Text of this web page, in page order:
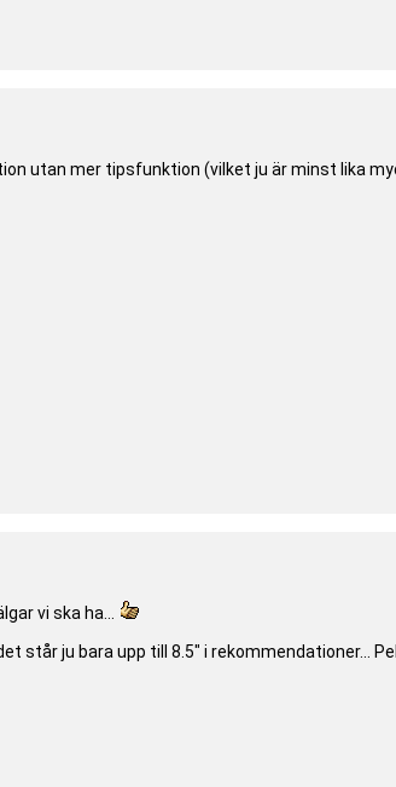
utan mer tipsfunktion (vilket ju är minst lika
vi ska ha...
står ju bara upp till 8.5" i rekommendationer...